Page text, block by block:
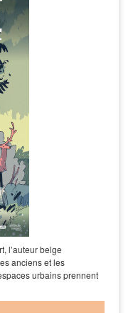
l’auteur belge
anciens et les
urbains prennent